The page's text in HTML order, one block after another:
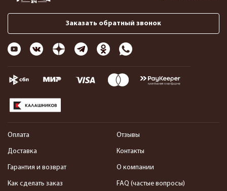
Заказать обратный звонок
Оплата
Доставка
Гарантия и возврат
Как сделать заказ
Отзывы
Контакты
О компании
FAQ (частые вопросы)